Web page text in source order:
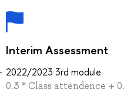
Interim Assessment
2022/2023 3rd module
0.3 * Class attendence +